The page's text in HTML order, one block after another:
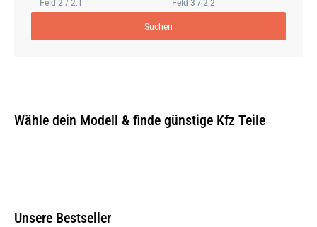
Suchen
Wähle dein Modell & finde günstige Kfz Teile
Unsere Bestseller